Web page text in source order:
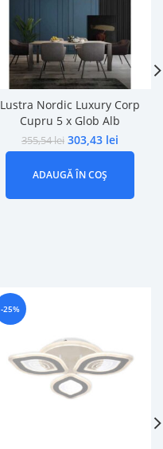
Lustra Nordic Luxury Corp
Cupru 5 x Glob Alb
355,54lei 303,43 lei
ADAUGĂ ÎN COȘ
-25%